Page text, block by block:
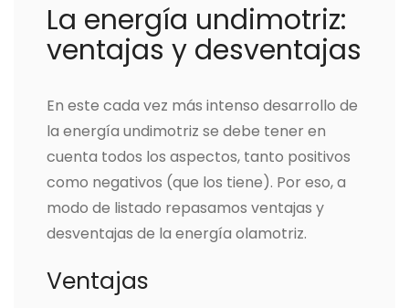
La energía undimotriz:
ventajas y desventajas
En este cada vez más intenso desarrollo de
la energía undimotriz se debe tener en
cuenta todos los aspectos, tanto positivos
como negativos (que los tiene). Por eso, a
modo de listado repasamos ventajas y
desventajas de la energía olamotriz.
Ventajas